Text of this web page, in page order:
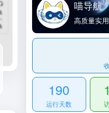
喵导航
高质量实
190
运行天数